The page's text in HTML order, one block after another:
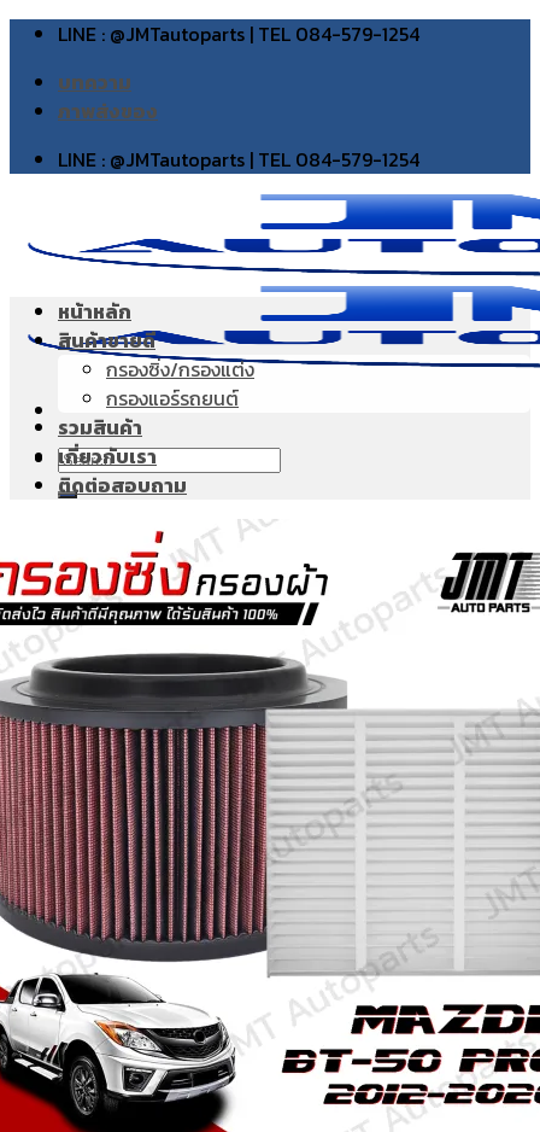
Skip
content
LINE : @JMTautoparts | TEL 084-579-1254
บทความ
ภาพส่งของ
LINE : @JMTautoparts | TEL 084-579-1254
Search
for:
Search
for:
หน้าหลัก
สินค้าขายดี
กรองซิ่ง/กรองแต่ง
กรองแอร์รถยนต์
รวมสินค้า
เกี่ยวกับเรา
ติดต่อสอบถาม